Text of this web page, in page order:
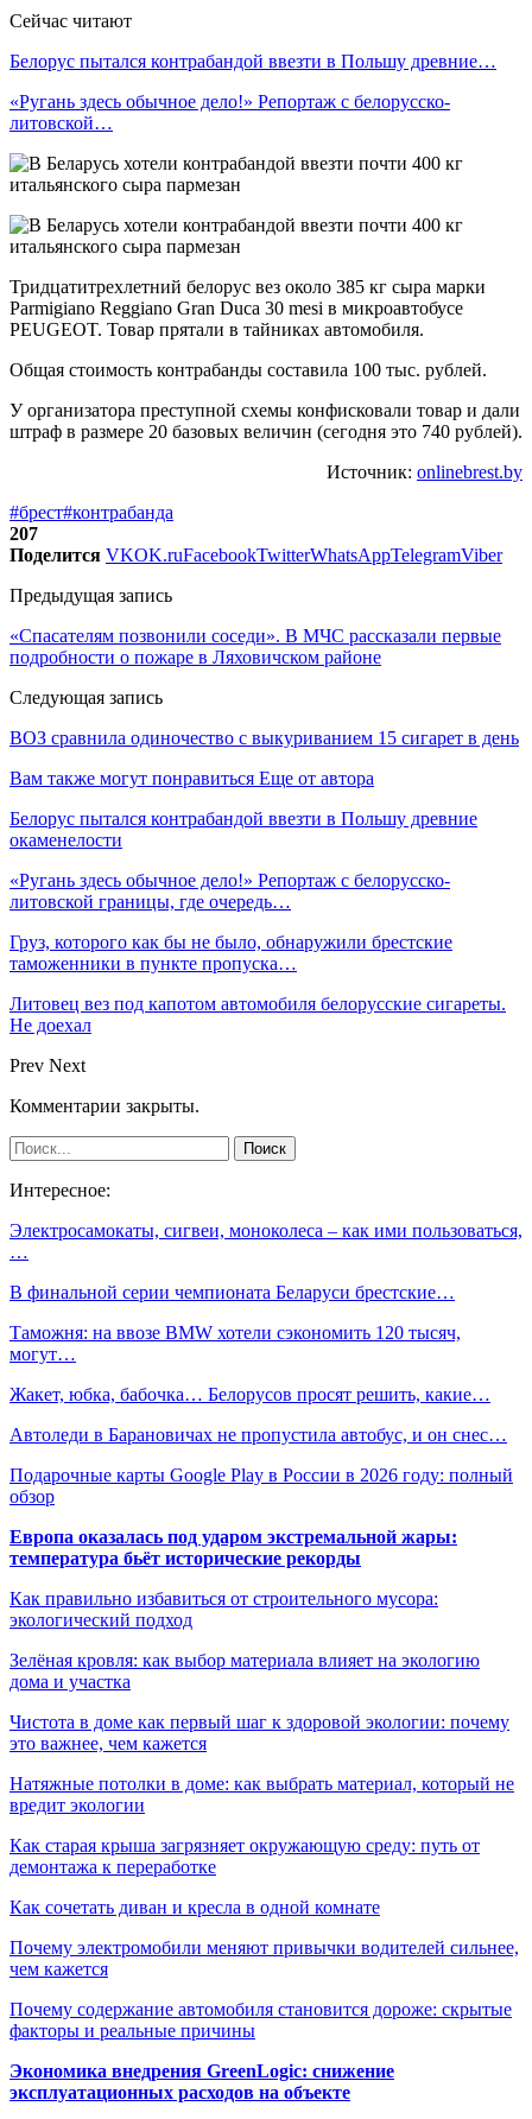
Сейчас читают
Белорус пытался контрабандой ввезти в Польшу древние…
«Ругань здесь обычное дело!» Репортаж с белорусско-
литовской…
Тридцатитрехлетний белорус вез около 385 кг сыра марки
Parmigiano Reggiano Gran Duca 30 mesi в микроавтобусе
PEUGEOT. Товар прятали в тайниках автомобиля.
Общая стоимость контрабанды составила 100 тыс. рублей.
У организатора преступной схемы конфисковали товар и дали
штраф в размере 20 базовых величин (сегодня это 740 рублей).
Источник: onlinebrest.by
#брест#контрабанда
207
Поделится VKOK.ruFacebookTwitterWhatsAppTelegramViber
Предыдущая запись
«Спасателям позвонили соседи». В МЧС рассказали первые
подробности о пожаре в Ляховичском районе
Следующая запись
ВОЗ сравнила одиночество с выкуриванием 15 сигарет в день
Вам также могут понравиться Еще от автора
Белорус пытался контрабандой ввезти в Польшу древние
окаменелости
«Ругань здесь обычное дело!» Репортаж с белорусско-
литовской границы, где очередь…
Груз, которого как бы не было, обнаружили брестские
таможенники в пункте пропуска…
Литовец вез под капотом автомобиля белорусские сигареты.
Не доехал
Prev Next
Комментарии закрыты.
Интересное:
Электросамокаты, сигвеи, моноколеса – как ими пользоваться,
…
В финальной серии чемпионата Беларуси брестские…
Таможня: на ввозе BMW хотели сэкономить 120 тысяч,
могут…
Жакет, юбка, бабочка… Белорусов просят решить, какие…
Автоледи в Барановичах не пропустила автобус, и он снес…
Подарочные карты Google Play в России в 2026 году: полный
обзор
Европа оказалась под ударом экстремальной жары:
температура бьёт исторические рекорды
Как правильно избавиться от строительного мусора:
экологический подход
Зелёная кровля: как выбор материала влияет на экологию
дома и участка
Чистота в доме как первый шаг к здоровой экологии: почему
это важнее, чем кажется
Натяжные потолки в доме: как выбрать материал, который не
вредит экологии
Как старая крыша загрязняет окружающую среду: путь от
демонтажа к переработке
Как сочетать диван и кресла в одной комнате
Почему электромобили меняют привычки водителей сильнее,
чем кажется
Почему содержание автомобиля становится дороже: скрытые
факторы и реальные причины
Экономика внедрения GreenLogic: снижение
эксплуатационных расходов на объекте